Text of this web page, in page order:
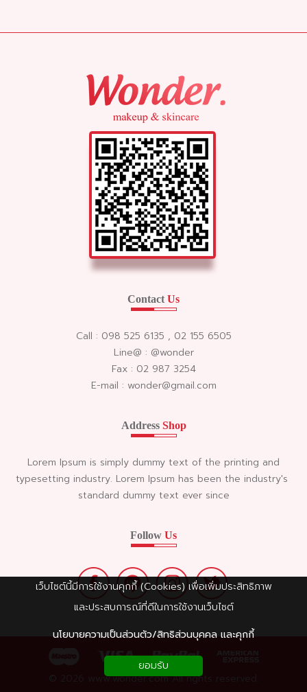
Contact Us
Call : 098 525 6135 , 02 155 6505
Line@ : @wonder
Fax : 02 987 3254
E-mail : wonder@gmail.com
Address Shop
Lorem Ipsum is simply dummy text of the printing and
typesetting industry. Lorem Ipsum has been the industry's
standard dummy text ever since
Follow Us
© 2026 www.wonder.com All rights reserved.
เว็บไซต์นี้มีการใช้งานคุกกี้ (Cookies) เพื่อเพิ่มประสิทธิภาพ
และประสบการณ์ที่ดีในการใช้งานเว็บไซต์
นโยบายความเป็นส่วนตัว/สิทธิส่วนบุคคล และคุกกี้
ยอมรับ